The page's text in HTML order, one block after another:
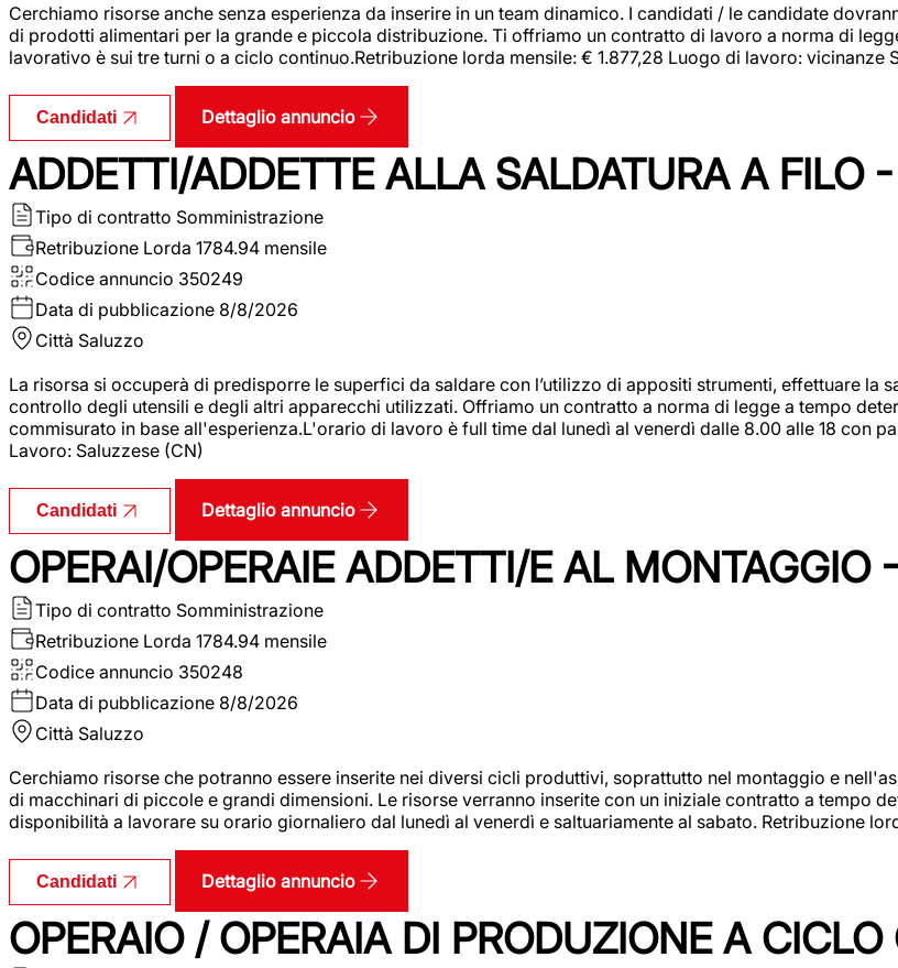
Cerchiamo risorse anche senza esperienza da inserire in un team dinamico. I candidati / le candidate
di prodotti alimentari per la grande e piccola distribuzione. Ti offriamo un contratto di lavoro a norma di
lavorativo è sui tre turni o a ciclo continuo.Retribuzione lorda mensile: € 1.877,28 Luogo di lavoro: vicinanze
Candidati Dettaglio annuncio
ADDETTI/ADDETTE ALLA SALDATURA A FILO
Tipo di contratto Somministrazione
Retribuzione Lorda 1784.94 mensile
Codice annuncio 350249
Data di pubblicazione 8/8/2026
Città Saluzzo
La risorsa si occuperà di predisporre le superfici da saldare con l’utilizzo di appositi strumenti, effettuare la
controllo degli utensili e degli altri apparecchi utilizzati. Offriamo un contratto a norma di legge a tempo
commisurato in base all'esperienza.L'orario di lavoro è full time dal lunedì al venerdì dalle 8.00 alle 18 con
Lavoro: Saluzzese (CN)
Candidati Dettaglio annuncio
OPERAI/OPERAIE ADDETTI/E AL
Tipo di contratto Somministrazione
Retribuzione Lorda 1784.94 mensile
Codice annuncio 350248
Data di pubblicazione 8/8/2026
Città Saluzzo
Cerchiamo risorse che potranno essere inserite nei diversi cicli produttivi, soprattutto nel montaggio e
di macchinari di piccole e grandi dimensioni. Le risorse verranno inserite con un iniziale contratto a tempo
disponibilità a lavorare su orario giornaliero dal lunedì al venerdì e saltuariamente al sabato. Retribuzione
Candidati Dettaglio annuncio
OPERAIO / OPERAIA DI PRODUZIONE A